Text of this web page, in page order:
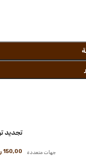
جهات متعددة
تجديد
150,00